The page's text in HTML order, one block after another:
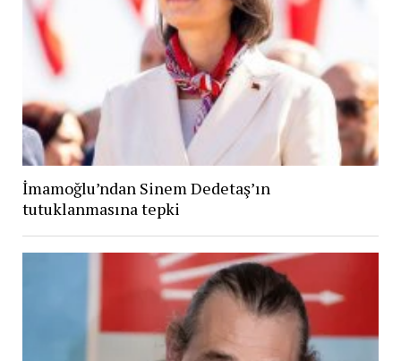
İmamoğlu’ndan Sinem Dedetaş’ın
tutuklanmasına tepki